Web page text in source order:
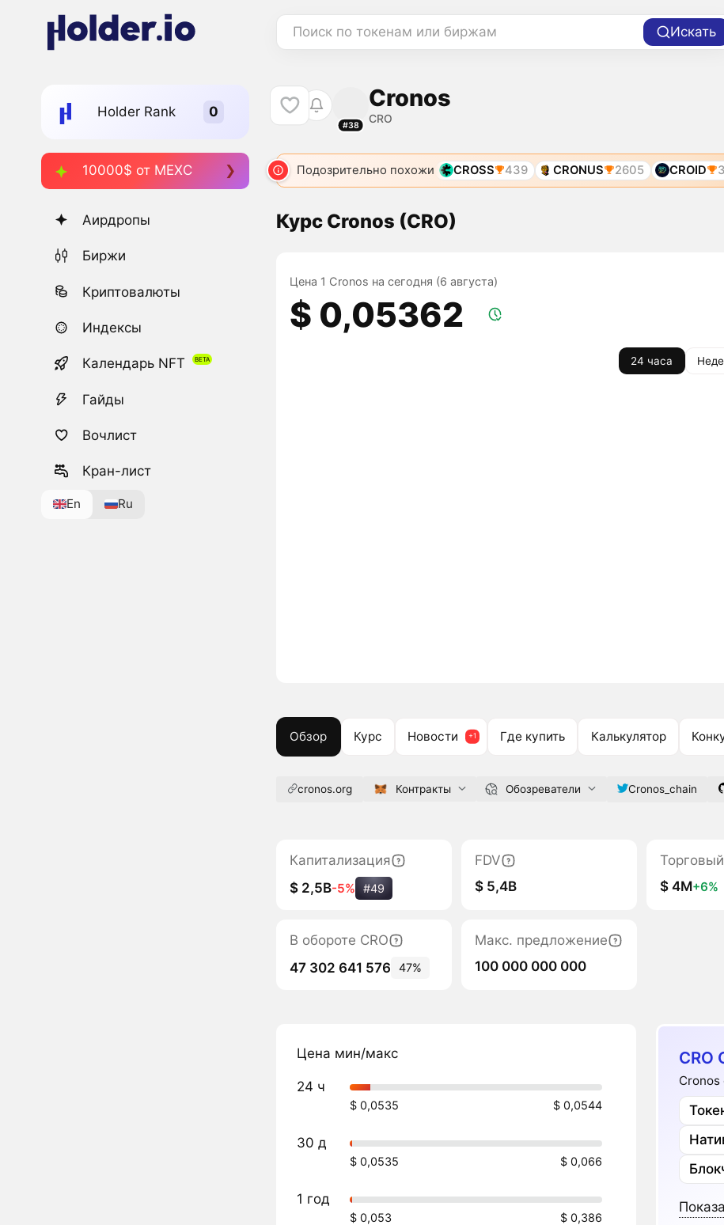
Поиск по токенам или биржам Искать
Holder Rank
10000$ от MEXC
Аирдропы
Биржи
Криптовалюты
Индексы
Календарь NFT
Гайды
Вочлист
Кран-лист
En Ru
#38
Cronos
CRO
Подозрительно похожи CROSS 439 CRONUS 2605 CROID
Курс Cronos (CRO)
Цена 1 Cronos на сегодня (6 августа)
$ 0,05362
24 часа
Обзор Курс Новости Где купить Калькулятор
cronos.org Контракты Обозреватели Cronos_chain
Капитализация
$ 2,5B-5% #49
FDV
$ 5,4B
$ 4M+6%
В обороте CRO
47 302 641 576
47%
Макс. предложение
100 000 000 000
Цена мин/макс
24 ч
$ 0,0535 $ 0,0544
30 д
$ 0,0535 $ 0,066
1 год
$ 0,053 $ 0,386
CRO
Cronos